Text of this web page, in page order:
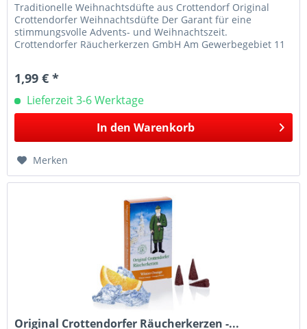
Traditionelle Weihnachtsdüfte aus Crottendorf Original
Crottendorfer Weihnachtsdüfte Der Garant für eine
stimmungsvolle Advents- und Weihnachtszeit.
Crottendorfer Räucherkerzen GmbH Am Gewerbegebiet 11
1,99 € *
Lieferzeit 3-6 Werktage
In den Warenkorb
Merken
Original Crottendorfer Räucherkerzen -...